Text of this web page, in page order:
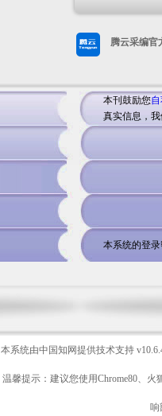
腾云采编官
本刊鼓励您
真实信息，我
本系统的登
本系统由中国知网提供技术支持
温馨提示：建议您使用Chrome80、
响